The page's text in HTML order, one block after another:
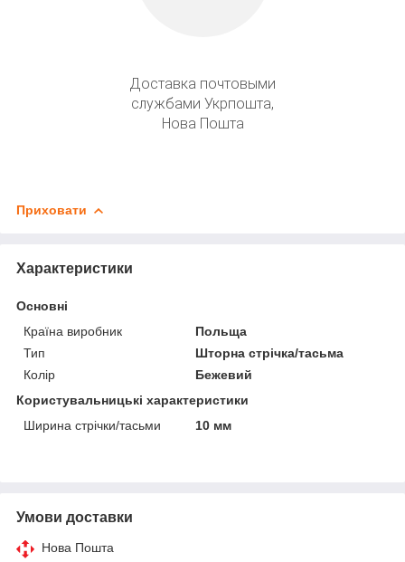
Доставка почтовыми
службами Укрпошта,
Нова Пошта
Приховати
Характеристики
Основні
Країна виробник
Польща
Тип
Шторна стрічка/тасьма
Колір
Бежевий
Користувальницькі характеристики
Ширина стрічки/тасьми
10 мм
Умови доставки
Нова Пошта